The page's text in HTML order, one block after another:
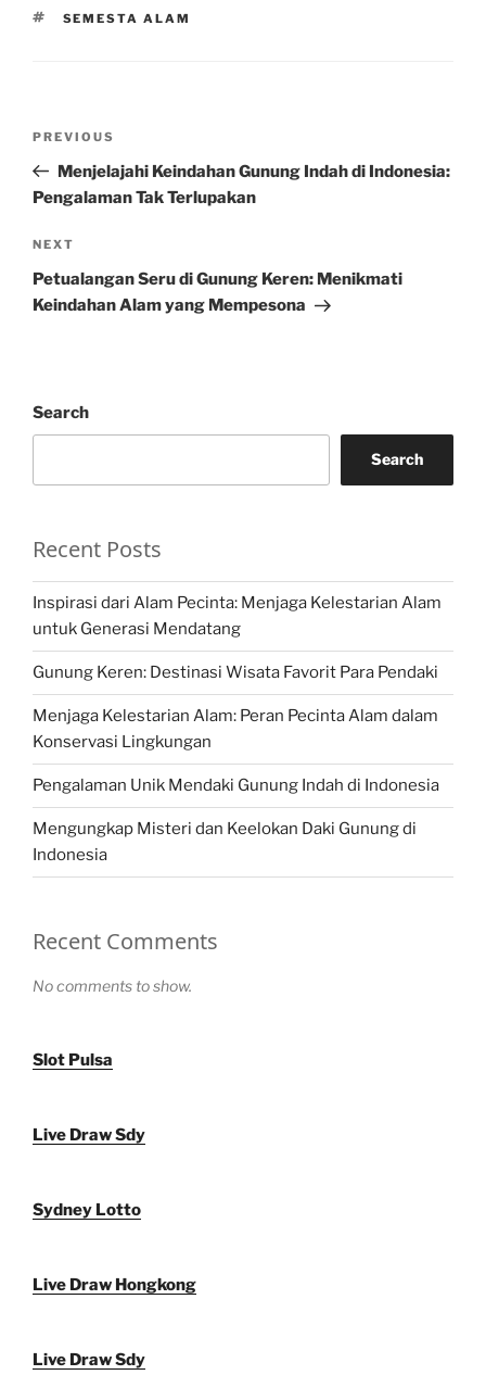
TAGS
SEMESTA ALAM
Previous
Post
PREVIOUS
Menjelajahi Keindahan Gunung Indah di Indonesia:
Pengalaman Tak Terlupakan
Next
Post
NEXT
Petualangan Seru di Gunung Keren: Menikmati
Keindahan Alam yang Mempesona
Search
Search
Recent Posts
Inspirasi dari Alam Pecinta: Menjaga Kelestarian Alam
untuk Generasi Mendatang
Gunung Keren: Destinasi Wisata Favorit Para Pendaki
Menjaga Kelestarian Alam: Peran Pecinta Alam dalam
Konservasi Lingkungan
Pengalaman Unik Mendaki Gunung Indah di Indonesia
Mengungkap Misteri dan Keelokan Daki Gunung di
Indonesia
Recent Comments
No comments to show.
Slot Pulsa
Live Draw Sdy
Sydney Lotto
Live Draw Hongkong
Live Draw Sdy